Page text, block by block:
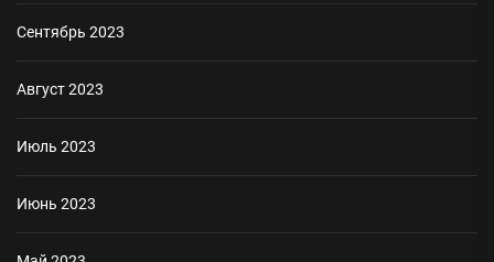
Сентябрь 2023
Август 2023
Июль 2023
Июнь 2023